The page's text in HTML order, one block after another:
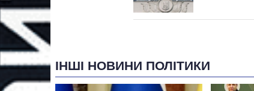
ІНШІ НОВИНИ ПОЛІТИКИ